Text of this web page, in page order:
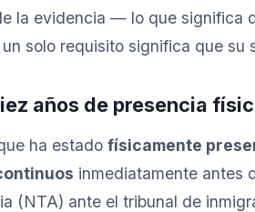
la evidencia — lo que significa
solo requisito significa que su
años de presencia
ha estado físicamente
inmediatamente antes
(NTA) ante el tribunal de